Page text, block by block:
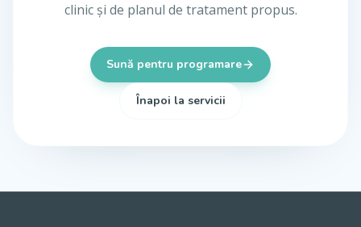
clinic și de planul de tratament propus.
Sună pentru programare
Înapoi la servicii